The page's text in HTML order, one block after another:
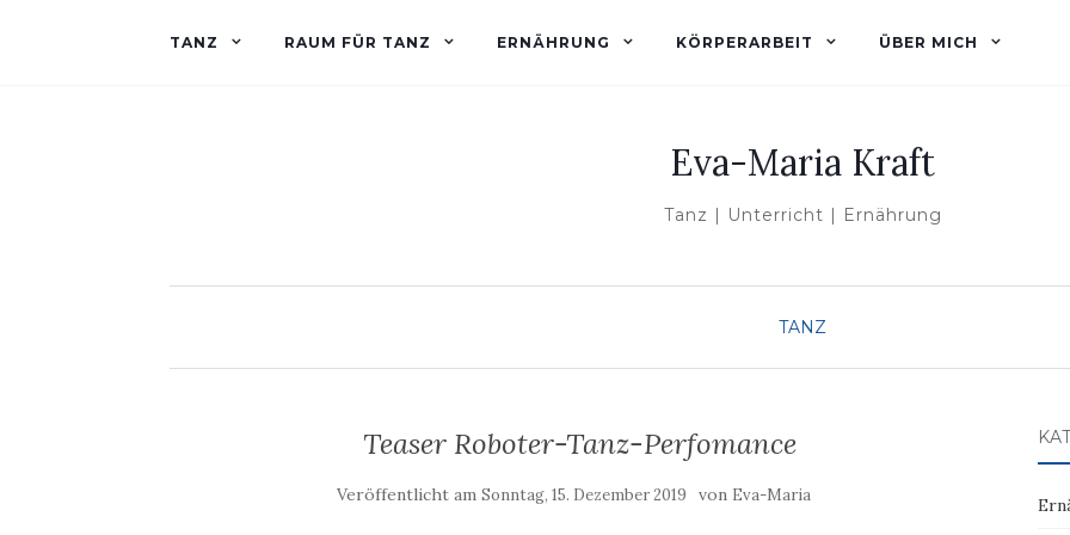
TANZ RAUM FÜR TANZ ERNÄHRUNG KÖRPERARBEIT ÜBER MICH
Eva-Maria Kraft
Tanz | Unterricht | Ernährung
TANZ
Teaser Roboter-Tanz-Perfomance
Veröffentlicht am Sonntag, 15. Dezember 2019 von Eva-Maria